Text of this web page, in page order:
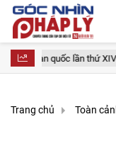
toàn quốc lần thứ XIV của
Trang chủ Toàn